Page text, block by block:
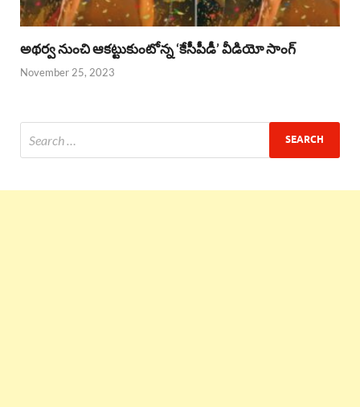
అథర్వ నుంచి ఆకట్టుకుంటోన్న ‘కేసీపీడీ’ వీడియో సాంగ్
November 25, 2023